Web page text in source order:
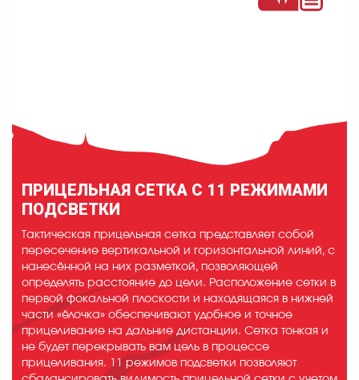
ПРИЦЕЛЬНАЯ СЕТКА С 11 РЕЖИМАМИ
ПОДСВЕТКИ
Тактическая прицельная сетка представляет собой
пересечение вертикальной и горизонтальной линий, с
нанесённой на них разметкой, позволяющей
определять расстояние до цели. Расположение сетки в
первой фокальной плоскости и находящаяся в нижней
части «ёлочка» обеспечивают удобное и точное
прицеливание на дальние дистанции. Сетка тонкая и
не будет перекрывать вам цель в процессе
прицеливания. 11 режимов подсветки позволяют